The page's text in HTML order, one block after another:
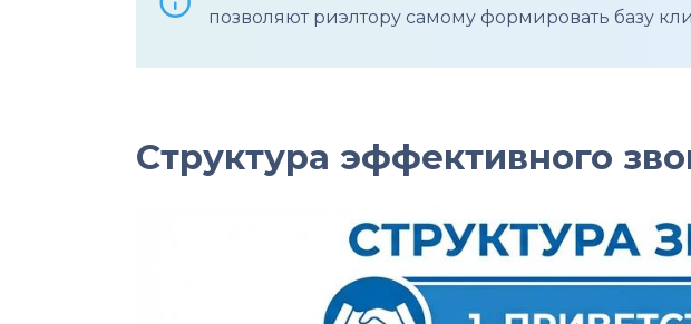
позволяют риэлтору самому формировать базу
Структура эффективного